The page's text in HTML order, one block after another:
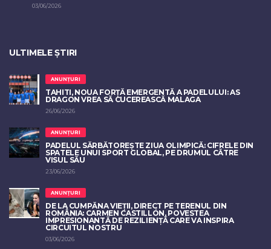
03/06/2026
ULTIMELE ȘTIRI
ANUNȚURI
TAHITI, NOUA FORȚĂ EMERGENTĂ A PADELULUI: AS
DRAGON VREA SĂ CUCEREASCĂ MALAGA
26/06/2026
ANUNȚURI
PADELUL SĂRBĂTOREȘTE ZIUA OLIMPICĂ: CIFRELE DIN
SPATELE UNUI SPORT GLOBAL, PE DRUMUL CĂTRE
VISUL SĂU
23/06/2026
ANUNȚURI
DE LA CUMPĂNA VIEȚII, DIRECT PE TERENUL DIN
ROMÂNIA: CARMEN CASTILLÓN, POVESTEA
IMPRESIONANTĂ DE REZILIENȚĂ CARE VA INSPIRA
CIRCUITUL NOSTRU
03/06/2026